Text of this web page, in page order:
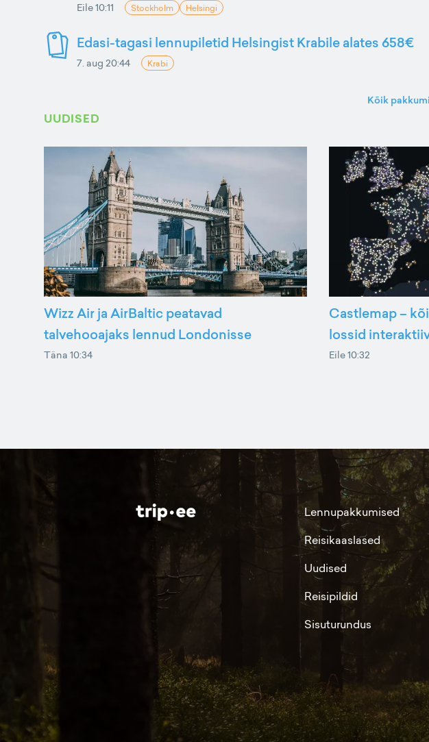
Eile 10:11 Stockholm Helsingi
Edasi-tagasi lennupiletid Helsingist Krabile alates 658€
7. aug 20:44 Krabi
Kõik
UUDISED
Wizz Air ja AirBaltic peatavad
talvehooajaks lennud Londonisse
Täna 10:34
Castlemap –
lossid
Eile 10:32
Lennupakkumised
Reisikaaslased
Uudised
Reisipildid
Sisuturundus